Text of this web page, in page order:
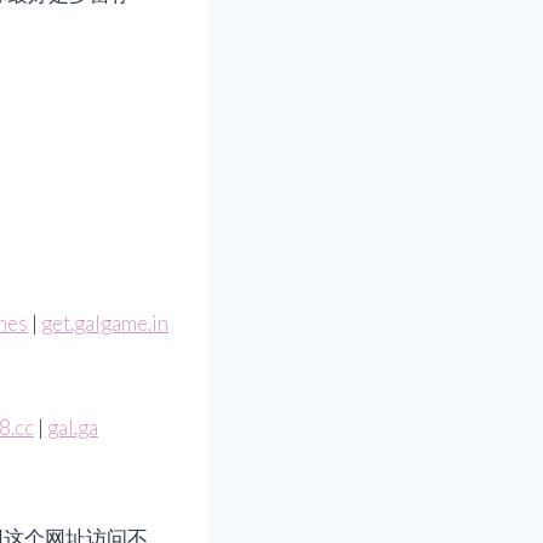
| get.galgame.in
| gal.ga
个网址访问不